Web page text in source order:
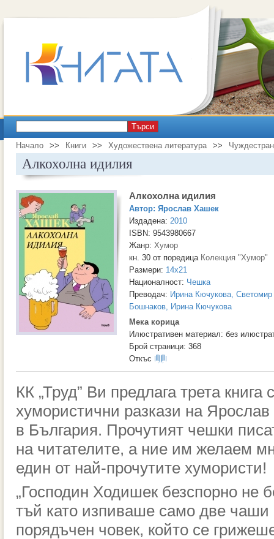
Търси
Начало >> Книги >> Художествена литература >>
Алкохолна идилия
Алкохолна идилия
Автор: Ярослав Хашек
Издадена: 2010
ISBN: 9543980667
Жанр: Хумор
кн. 30 от поредица Колекция "Хумор"
Размери: 14x21
Националност: Чешка
Преводач: Ирина Кючукова,
Бошнаков, Ирина Кючукова
Мека корица
Илюстративен материал: без
Брой страници: 368
Откъс
КК „Труд” Ви предлага трета книга
хумористични разкази на
в България. Прочутият чешки
на читателите, а ние им желаем
един от най-прочутите хумористи!
„Господин Ходишек безспорно не
тъй като изпиваше само две
порядъчен човек, който се